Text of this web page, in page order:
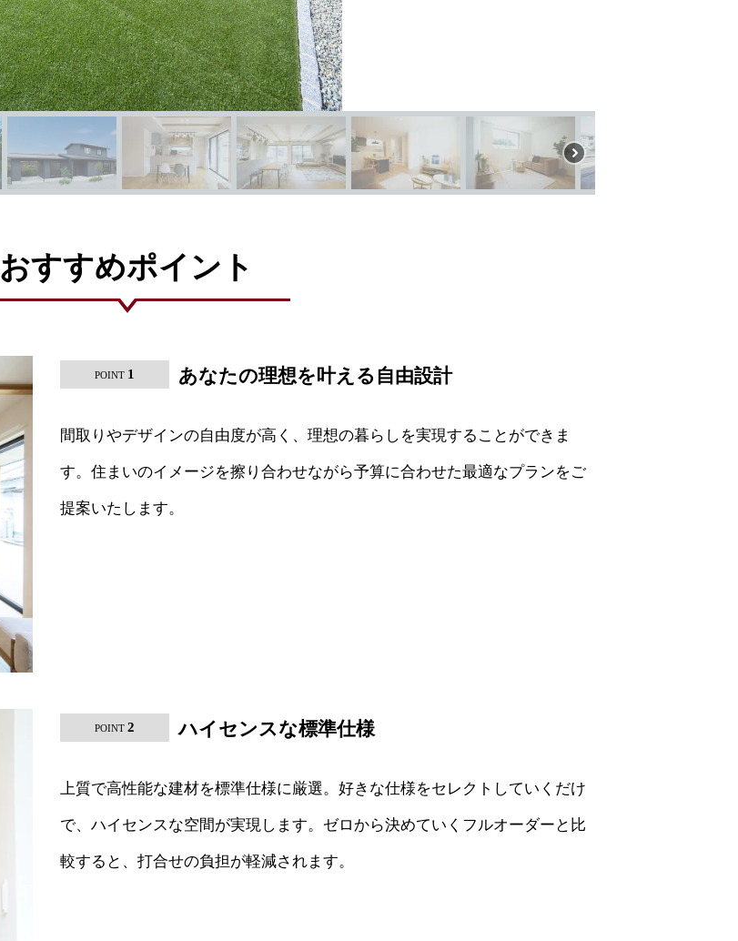
おすすめポイント
POINT 1 あなたの理想を叶える自由設計
間取りやデザインの自由度が高く、理想の暮らしを実現することができま
す。住まいのイメージを擦り合わせながら予算に合わせた最適なプランをご
提案いたします。
POINT 2 ハイセンスな標準仕様
上質で高性能な建材を標準仕様に厳選。好きな仕様をセレクトしていくだけ
で、ハイセンスな空間が実現します。ゼロから決めていくフルオーダーと比
較すると、打合せの負担が軽減されます。